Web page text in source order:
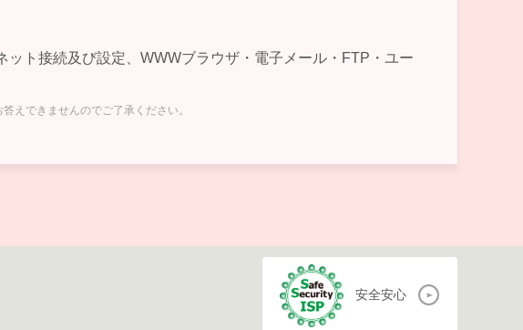
ト接続及び設定、WWWブラウザ・電子メール・FTP・ユー
えできませんのでご了承ください。
安全安心